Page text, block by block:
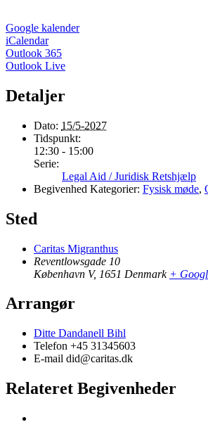
Google kalender
iCalendar
Outlook 365
Outlook Live
Detaljer
Dato: 15/5-2027
Tidspunkt:
12:30 - 15:00
Serie:
Legal Aid / Juridisk Retshjælp
Begivenhed Kategorier: Fysisk møde,
Sted
Caritas Migranthus
Reventlowsgade 10
København V, 1651 Denmark +
Arrangør
Ditte Dandanell Bihl
Telefon +45 31345603
E-mail did@caritas.dk
Relateret Begivenheder